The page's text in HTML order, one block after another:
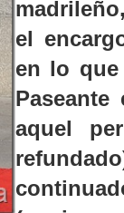
el
en lo que
Paseante
aquel